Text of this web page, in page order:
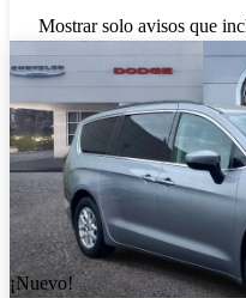
Mostrar solo avisos que
¡Nuevo!